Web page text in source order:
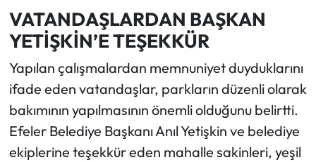
VATANDAŞLARDAN BAŞKAN
YETİŞKİN’E TEŞEKKÜR
Yapılan çalışmalardan memnuniyet duyduklarını
ifade eden vatandaşlar, parkların düzenli olarak
bakımının yapılmasının önemli olduğunu belirtti.
Efeler Belediye Başkanı Anıl Yetişkin ve belediye
ekiplerine teşekkür eden mahalle sakinleri, yeşil